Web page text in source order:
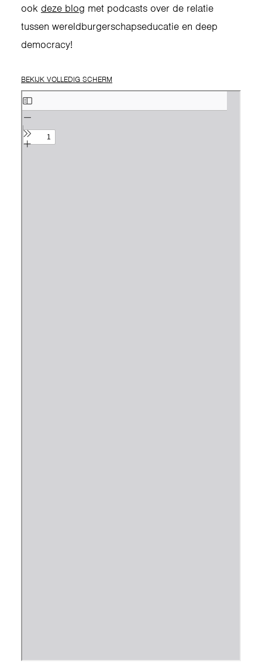
ook deze blog met podcasts over de relatie
tussen wereldburgerschapseducatie en deep
democracy!
BEKIJK VOLLEDIG SCHERM
Ga
naar
de
PDF
inhoud